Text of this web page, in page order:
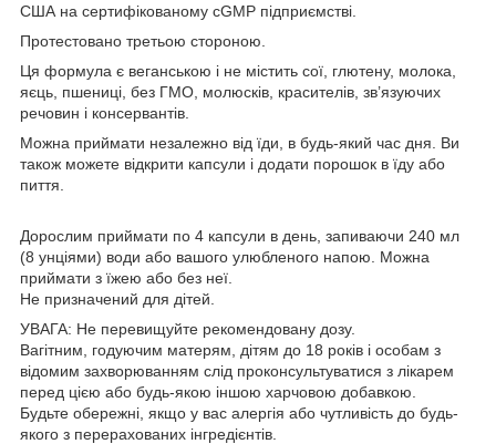
США на сертифікованому cGMP підприємстві.
Протестовано третьою стороною.
Ця формула є веганською і не містить сої, глютену, молока,
яєць, пшениці, без ГМО, молюсків, красителів, зв’язуючих
речовин і консервантів.
Можна приймати незалежно від їди, в будь-який час дня. Ви
також можете відкрити капсули і додати порошок в їду або
пиття.
Дорослим приймати по 4 капсули в день, запиваючи 240 мл
(8 унціями) води або вашого улюбленого напою. Можна
приймати з їжею або без неї.
Не призначений для дітей.
УВАГА: Не перевищуйте рекомендовану дозу.
Вагітним, годуючим матерям, дітям до 18 років і особам з
відомим захворюванням слід проконсультуватися з лікарем
перед цією або будь-якою іншою харчовою добавкою.
Будьте обережні, якщо у вас алергія або чутливість до будь-
якого з перерахованих інгредієнтів.